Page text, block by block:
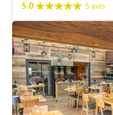
5.0 5 avis